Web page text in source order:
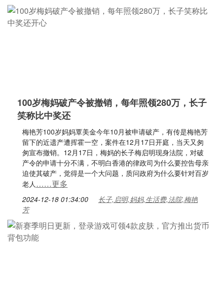
100岁梅妈破产令被撤销，每年照领280万，长子
笑称比中奖还
梅艳芳100岁妈妈覃美金今年10月被申请破产，有传是梅艳芳
留下的近遗产遭挥霍一空，案件在12月17日开庭，当天又匆
匆宣布撤销。12月17日，梅妈的长子梅启明现身法院，对破
产令的申请十分不满，不明白香港的律政司为什么要控告母亲
迫使其破产，觉得是一个大问题，质问政府为什么要针对百岁
老人……更多
2024-12-18 01:34:00
长子,启明,妈妈,生活费,法院,梅艳
芳